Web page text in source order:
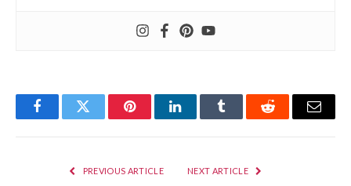
FacebookTwitter PinterestLinkedInTumblr Reddit Email
PREVIOUS ARTICLE NEXT ARTICLE